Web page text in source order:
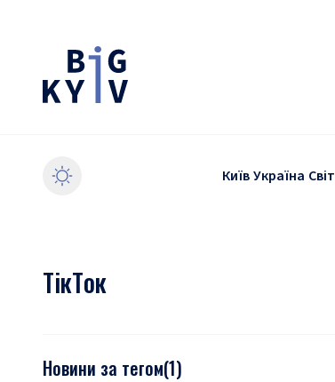
КиївУкраїна Світ
TікTок
Новини за тегом(1)